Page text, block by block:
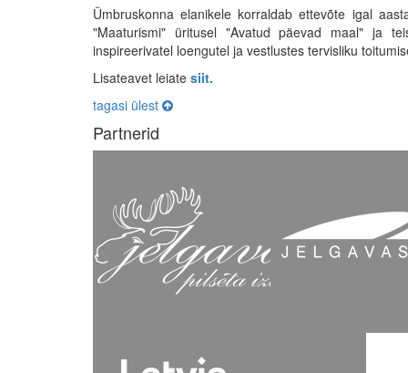
Ümbruskonna elanikele korraldab ettevõte igal
"Maaturismi" üritusel "Avatud päevad maal" ja
inspireerivatel loengutel ja vestlustes tervisliku
Lisateavet leiate siit.
tagasi ülest
Partnerid